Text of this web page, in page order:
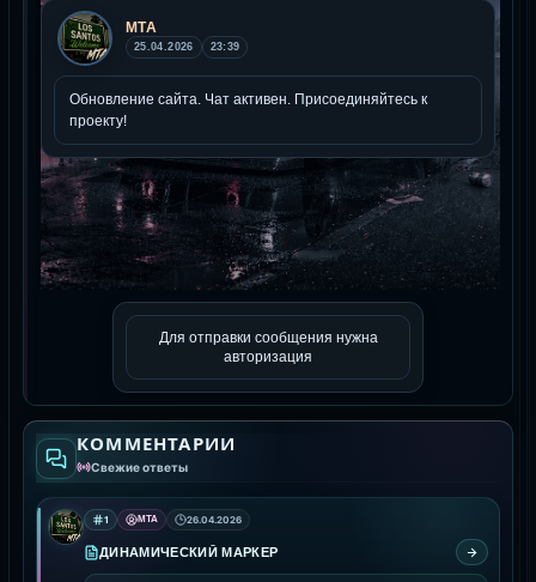
Для отправки сообщения нужна
авторизация
КОММЕНТАРИИ
Свежие ответы
1 MTA 26.04.2026
ДИНАМИЧЕСКИЙ МАРКЕР